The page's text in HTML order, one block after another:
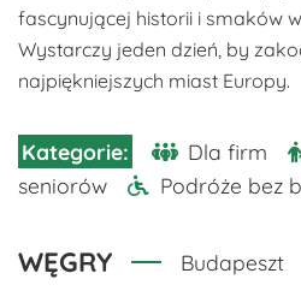
fascynującej historii i smaków
Wystarczy jeden dzień, by
najpiękniejszych miast Europy.
Dla firm
seniorów
Podróże bez
WĘGRY Budapeszt